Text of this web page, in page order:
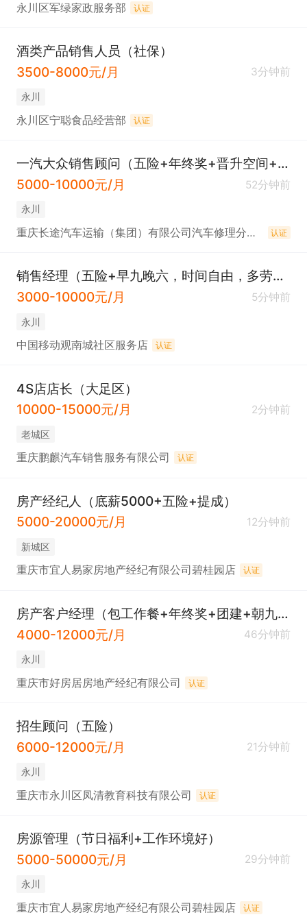
永川区军绿家政服务部 认证
酒类产品销售人员（社保）
3500-8000元/月
3分钟前
永川
永川区宁聪食品经营部 认证
一汽大众销售顾问（五险+年终奖+晋升空间+带薪年假）
5000-10000元/月
52分钟前
永川
重庆长途汽车运输（集团）有限公司汽车修理分公司 认证
销售经理（五险+早九晚六，时间自由，多劳多得）
3000-10000元/月
5分钟前
永川
中国移动观南城社区服务店 认证
4S店店长（大足区）
10000-15000元/月
2分钟前
老城区
重庆鹏麒汽车销售服务有限公司 认证
房产经纪人（底薪5000+五险+提成）
5000-20000元/月
12分钟前
新城区
重庆市宜人易家房地产经纪有限公司碧桂园店 认证
房产客户经理（包工作餐+年终奖+团建+朝九晚五）
4000-12000元/月
46分钟前
永川
重庆市好房居房地产经纪有限公司 认证
招生顾问（五险）
6000-12000元/月
21分钟前
永川
重庆市永川区凤清教育科技有限公司 认证
房源管理（节日福利+工作环境好）
5000-50000元/月
29分钟前
永川
重庆市宜人易家房地产经纪有限公司碧桂园店 认证